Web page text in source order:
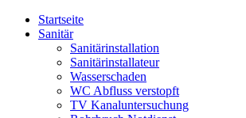
Startseite
Sanitär
Sanitärinstallation
Sanitärinstallateur
Wasserschaden
WC Abfluss verstopft
TV Kanaluntersuchung